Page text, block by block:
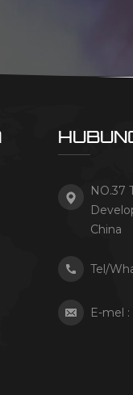
NO.37
China
Tel/
E-mel :